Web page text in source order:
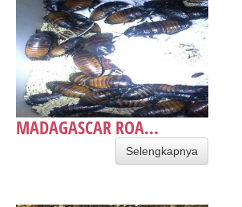
MADAGASCAR ROA...
Selengkapnya